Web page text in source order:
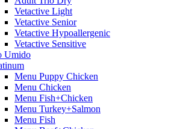
Vetactive Light
Vetactive Senior
Vetactive Hypoallergenic
Vetactive Sensitive
Umido
Menu Puppy Chicken
Menu Chicken
Menu Fish+Chicken
Menu Turkey+Salmon
Menu Fish